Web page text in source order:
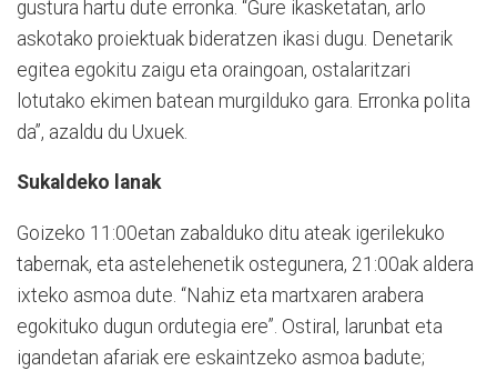
gustura hartu dute erronka. “Gure ikasketatan, arlo
askotako proiektuak bideratzen ikasi dugu. Denetarik
egitea egokitu zaigu eta oraingoan, ostalaritzari
lotutako ekimen batean murgilduko gara. Erronka polita
da”, azaldu du Uxuek.
Sukaldeko lanak
Goizeko 11:00etan zabalduko ditu ateak igerilekuko
tabernak, eta astelehenetik ostegunera, 21:00ak aldera
ixteko asmoa dute. “Nahiz eta martxaren arabera
egokituko dugun ordutegia ere”. Ostiral, larunbat eta
igandetan afariak ere eskaintzeko asmoa badute;